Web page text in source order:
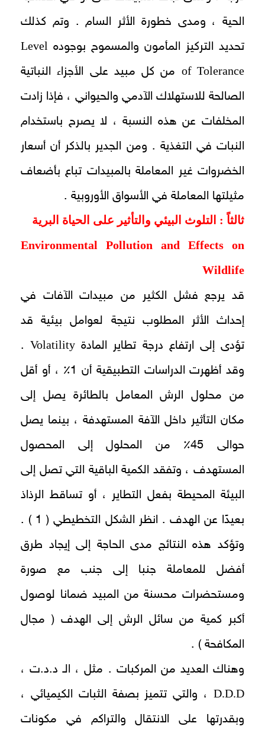
الحية ، ومدى خطورة الأثر السام . وتم كذلك
تحديد التركيز المأمون والمسموح بوجوده Level
of Tolerance من كل مبيد على الأجزاء النباتية
الصالحة للاستهلاك الآدمي والحيواني ، فإذا زادت
المخلفات عن هذه النسبة ، لا يصرح باستخدام
النبات في التغذية . ومن الجدير بالذكر أن أسعار
الخضروات غير المعاملة بالمبيدات تباع بأضعاف
مثيلتها المعاملة في الأسواق الأوروبية .
ثالثاً : التلوث البيئي والتأثير على الحياة البرية
Environmental Pollution and Effects on
Wildlife
قد يرجع فشل الكثير من مبيدات الآفات في
إحداث الأثر المطلوب نتيجة لعوامل بيئية قد
تؤدى إلى ارتفاع درجة تطاير المادة Volatility
.
وقد أظهرت الدراسات التطبيقية أن 1٪ ، أو أقل
من محلول الرش المعامل بالطائرة يصل إلى
مكان التأثير داخل الآفة المستهدفة ، بينما يصل
حوالى 45٪ من المحلول إلى المحصول
المستهدف ، وتفقد الكمية الباقية التي تصل إلى
البيئة المحيطة بفعل التطاير ، أو تساقط الرذاذ
بعيدًا عن الهدف . انظر الشكل التخطيطي ( 1 ) .
وتؤكد هذه النتائج مدى الحاجة إلى إيجاد طرق
أفضل للمعاملة جنبا إلى جنب مع صورة
ومستحضرات محسنة من المبيد ضمانا لوصول
أكبر كمية من سائل الرش إلى الهدف ( مجال
المكافحة ) .
وهناك العديد من المركبات . مثل ، الـ د.د.ت ،
D.D.D ، والتي تتميز بصفة الثبات الكيميائي ،
وبقدرتها على الانتقال والتراكم في مكونات